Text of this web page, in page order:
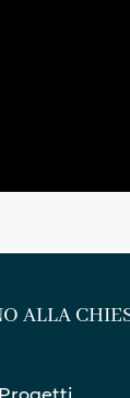
ALLA